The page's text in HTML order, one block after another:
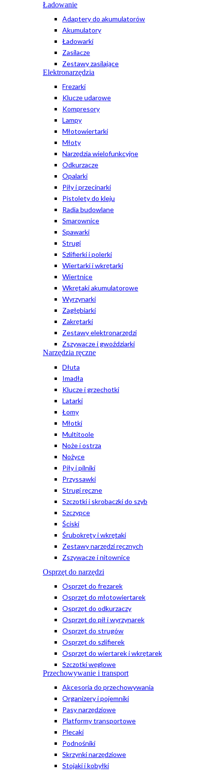
Ładowanie
Adaptery do akumulatorów
Akumulatory
Ładowarki
Zasilacze
Zestawy zasilające
Elektronarzędzia
Frezarki
Klucze udarowe
Kompresory
Lampy
Młotowiertarki
Młoty
Narzędzia wielofunkcyjne
Odkurzacze
Opalarki
Piły i przecinarki
Pistolety do kleju
Radia budowlane
Smarownice
Spawarki
Strugi
Szlifierki i polerki
Wiertarki i wkrętarki
Wiertnice
Wkrętaki akumulatorowe
Wyrzynarki
Zagłębiarki
Zakrętarki
Zestawy elektronarzędzi
Zszywacze i gwoździarki
Narzędzia ręczne
Dłuta
Imadła
Klucze i grzechotki
Latarki
Łomy
Młotki
Multitoole
Noże i ostrza
Nożyce
Piły i pilniki
Przyssawki
Strugi ręczne
Szczotki i skrobaczki do szyb
Szczypce
Ściski
Śrubokręty i wkrętaki
Zestawy narzędzi ręcznych
Zszywacze i nitownice
Osprzęt do narzędzi
Osprzęt do frezarek
Osprzęt do młotowiertarek
Osprzęt do odkurzaczy
Osprzęt do pił i wyrzynarek
Osprzęt do strugów
Osprzęt do szlifierek
Osprzęt do wiertarek i wkrętarek
Szczotki węglowe
Przechowywanie i transport
Akcesoria do przechowywania
Organizery i pojemniki
Pasy narzędziowe
Platformy transportowe
Plecaki
Podnośniki
Skrzynki narzędziowe
Stojaki i kobyłki